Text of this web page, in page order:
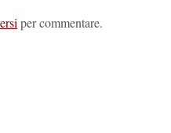
per commentare.